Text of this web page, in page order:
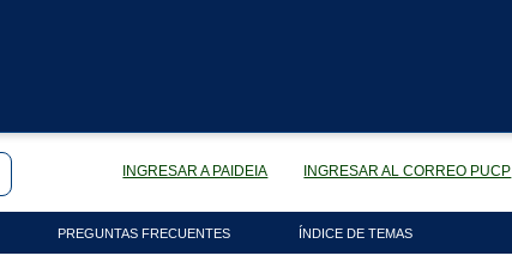
INGRESAR A PAIDEIA INGRESAR AL CORREO PUCP
PREGUNTAS FRECUENTES ÍNDICE DE TEMAS